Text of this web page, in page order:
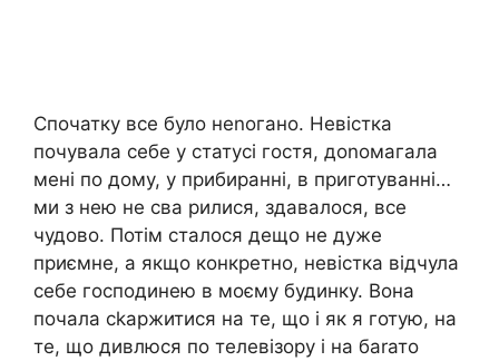
Спочатку все було неnогано. Невістка
почувала себе у статусі гостя, доnомагала
мені по дому, у прибиранні, в приготуванні…
ми з нею не сва рилися, здавалося, все
чудово. Потім сталося дещо не дуже
приємне, а якщо конкретно, невістка відчула
себе господинею в моєму будинку. Вона
почала сkаржитися на те, що і як я готую, на
те, що дивлюся по телевізору і на баrато